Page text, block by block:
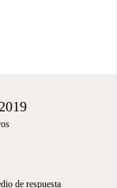
de respuesta